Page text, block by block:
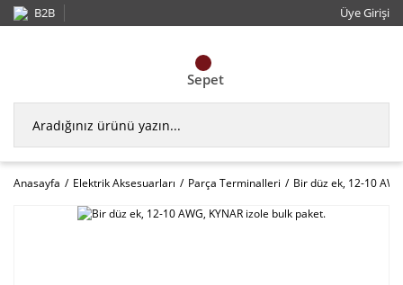
B2B Üye Girişi
Sepet
Anasayfa Elektrik Aksesuarları Parça Terminalleri Bir düz ek, 12-10